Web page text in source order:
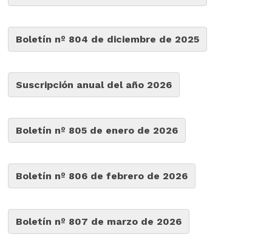
Boletín nº 804 de diciembre de 2025
Suscripción anual del año 2026
Boletín nº 805 de enero de 2026
Boletín nº 806 de febrero de 2026
Boletín nº 807 de marzo de 2026